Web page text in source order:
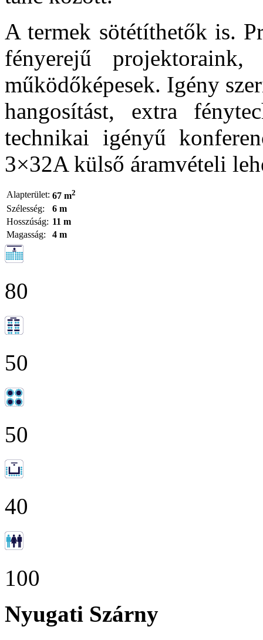
A termek sötétíthetők is.
fényerejű
működőképesek. Igény
hangosítást, extra
technikai igényű
3×32A külső áramvételi
Alapterület: 67 m2
Szélesség:
6 m
Hosszúság: 11 m
Magasság:
4 m
80
50
50
40
100
Nyugati Szárny